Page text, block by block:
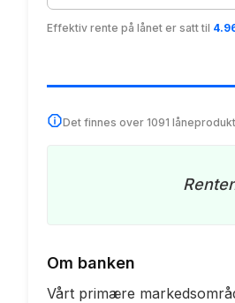
Effektiv rente på lånet er satt til
Det finnes over 1091
Om banken
Vårt primære